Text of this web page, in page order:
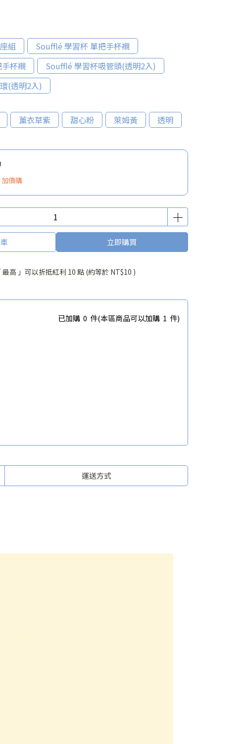
組
Soufflé 學習杯 單把手杯襯
杯襯
Soufflé 學習杯吸管頭(透明2入)
(透明2入)
薰衣草紫 甜心粉 萊姆黃 透明
價購
立即購買
最高 」可以折抵紅利 10 點 (約等於 NT$10 )
已加購 0 件(本區商品可以加購 1 件)
運送方式